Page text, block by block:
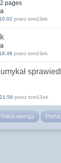
2 pages
przez tom13ek
przez tom13ek
przez tom13ek
Pełna wersja Polski